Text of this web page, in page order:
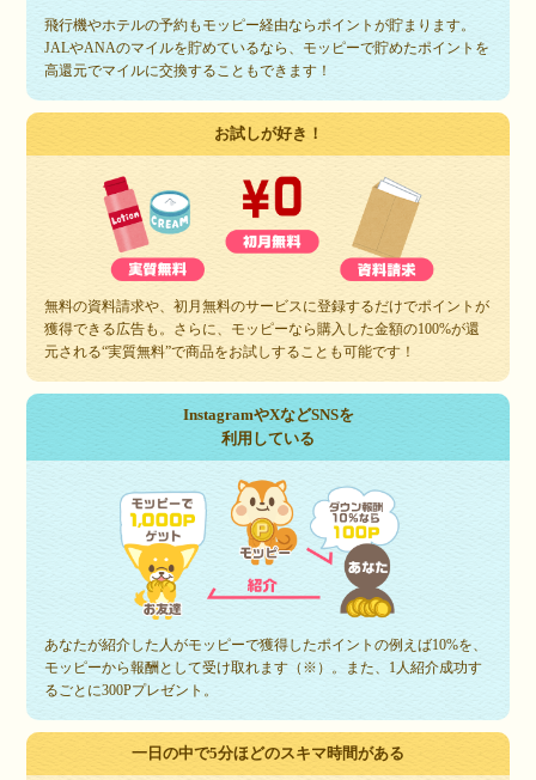
飛行機やホテルの予約もモッピー経由ならポイントが貯まります。
JALやANAのマイルを貯めているなら、モッピーで貯めたポイントを
高還元でマイルに交換することもできます！
お試しが好き！
無料の資料請求や、初月無料のサービスに登録するだけでポイントが
獲得できる広告も。さらに、モッピーなら購入した金額の100%が還
元される“実質無料”で商品をお試しすることも可能です！
InstagramやXなどSNSを
利用している
あなたが紹介した人がモッピーで獲得したポイントの例えば10%を、
モッピーから報酬として受け取れます（※）。また、1人紹介成功す
るごとに300Pプレゼント。
一日の中で5分ほどのスキマ時間がある